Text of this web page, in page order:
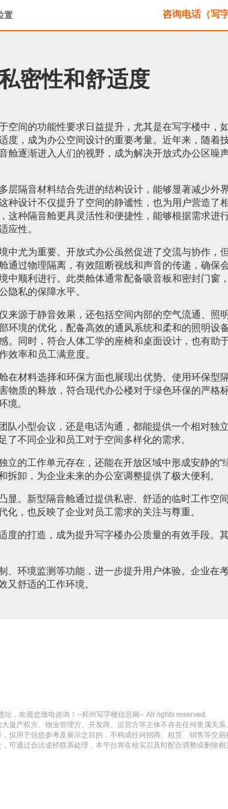
置 咨询电话（写
密性和舒适度
空间的功能性要求日益提升，尤其是在写字楼中，
度，成为办公空间设计的重要考量。近年来，随着
舱逐渐进入人们的视野，成为解决开放式办公区噪
层隔音材料结合先进的结构设计，能够显著减少外
种设计不仅提升了空间的静谧性，也为用户营造了
这种隔音舱更具灵活性和便捷性，能够根据需求进
应性。
中尤为重要。开放式办公虽然促进了交流与协作，
通过物理隔离，有效阻断视线和声音的传递，确保
中顺利进行。此类舱体通常配备吸音板和密封门窗
隐私的保障水平。
来源于静音效果，还包括空间内部的空气流通、照
环境的优化，配备高效的通风系统和柔和的照明设
。同时，符合人体工学的座椅和桌面设计，也有助
效率和员工满意度。
在材料选择和环保方面也展现出优势。使用环保型
物质的释放，符合现代办公楼对于绿色环保的严格
境。
小型会议，还是电话沟通，都能提供一个相对独
不同企业和员工对于空间多样化的需求。
的工作单元存在，还能在开放区域中形成安静的“
卸，为企业未来的办公室调整提供了极大便利。
。新型隔音舱通过提供私密、舒适的临时工作空
，也反映了企业对员工需求的关注与尊重。
的打造，成为提升写字楼办公质量的有效手段。
环境监测等功能，进一步提升用户体验。企业在
又舒适的工作环境。
，欢迎您致电咨询！--郑州写字楼信息网-- All rights reserved.
产权方、物业管理方、开发商、运营方等主体不存在任何隶属关
用于信息参考及展示之目的，不构成任何招商、租赁、销售等交
通过合法途径联系处理，本平台将在核实后及时配合调整或删除相